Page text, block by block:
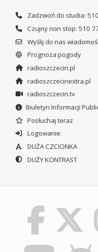
Zadzwoń do studia:
Czujny non stop: 510
Wyślij do nas
Prognoza pogody
radioszczecin.pl
radioszczecinextra.pl
radioszczecin.tv
Biuletyn Informacji
Posłuchaj teraz
Logowanie
DUŻA CZCIONKA
DUŻY KONTRAST